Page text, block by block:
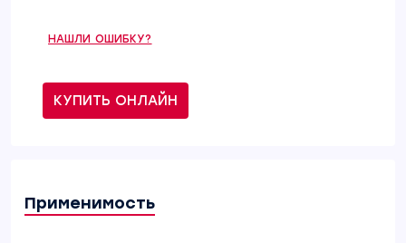
НАШЛИ ОШИБКУ?
КУПИТЬ ОНЛАЙН
Применимость